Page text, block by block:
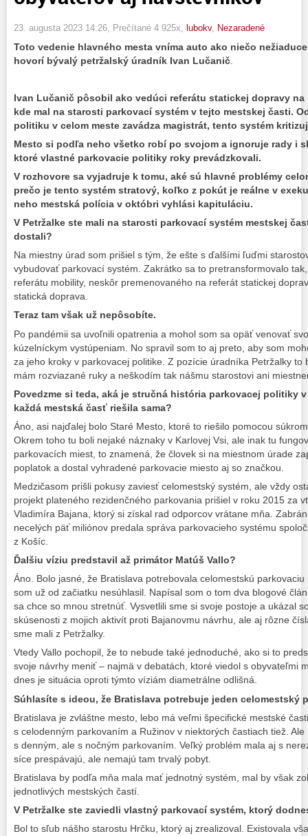
23. augusta 2023 14:26 , Prečítané 4 925x, lubokv, Nezaradené
Toto vedenie hlavného mesta vníma auto ako niečo
hovorí bývalý petržalský úradník Ivan Lučanič
Ivan Lučanič pôsobil ako vedúci referátu statickej dopravy na
kde mal na starosti parkovací systém v tejto mestskej časti.
politiku v celom meste zavádza magistrát, tento systém
Mesto si podľa neho všetko robí po svojom a ignoruje rady i
ktoré vlastné parkovacie politiky roky prevádzkovali.
V rozhovore sa vyjadruje k tomu, aké sú hlavné problémy
prečo je tento systém stratový, koľko z pokút je reálne v
neho mestská polícia v októbri vyhlási kapituláciu.
V Petržalke ste mali na starosti parkovací systém mestskej
dostali?
Na miestny úrad som prišiel s tým, že ešte s ďalšími ľuďmi
vybudovať parkovací systém. Zakrátko sa to pretransformovalo
referátu mobility, neskôr premenovaného na referát statickej
statická doprava.
Teraz tam však už nepôsobíte.
Po pandémii sa uvoľnili opatrenia a mohol som sa opäť venovať
kúzelníckym vystúpeniam. No spravil som to aj preto, aby som
za jeho kroky v parkovacej politike. Z pozície úradníka Petržalky to
mám rozviazané ruky a neškodím tak nášmu starostovi ani
Povedzme si teda, aká je stručná história parkovacej politiky
každá mestská časť riešila sama?
Áno, asi najďalej bolo Staré Mesto, ktoré to riešilo pomocou
Okrem toho tu boli nejaké náznaky v Karlovej Vsi, ale inak tu
parkovacích miest, to znamená, že človek si na miestnom úrade
poplatok a dostal vyhradené parkovacie miesto aj so značkou.
Medzičasom prišli pokusy zaviesť celomestský systém, ale vždy
projekt plateného rezidenčného parkovania prišiel v roku 2015 za
Vladimíra Bajana, ktorý si získal rad odporcov vrátane mňa.
necelých päť miliónov predala správa parkovacieho systému
z Košíc.
Ďalšiu víziu predstavil až primátor Matúš Vallo?
Áno. Bolo jasné, že Bratislava potrebovala celomestskú
som už od začiatku nesúhlasil. Napísal som o tom dva blogové
sa chce so mnou stretnúť. Vysvetlili sme si svoje postoje a ukázal
skúsenosti z mojich aktivít proti Bajanovmu návrhu, ale aj rôzne
sme mali z Petržalky.
Vtedy Vallo pochopil, že to nebude také jednoduché, ako si to
svoje návrhy meniť – najmä v debatách, ktoré viedol s obyvateľmi
dnes je situácia oproti týmto víziám diametrálne odlišná.
Súhlasíte s ideou, že Bratislava potrebuje jeden celomestský
Bratislava je zvláštne mesto, lebo má veľmi špecifické mestské
s celodenným parkovaním a Ružinov v niektorých častiach tiež.
s denným, ale s nočným parkovaním. Veľký problém mala aj s
síce prespávajú, ale nemajú tam trvalý pobyt.
Bratislava by podľa mňa mala mať jednotný systém, mal by však
jednotlivých mestských častí.
V Petržalke ste zaviedli vlastný parkovací systém, ktorý
Bol to sľub nášho starostu Hrčku, ktorý aj zrealizoval. Existovala